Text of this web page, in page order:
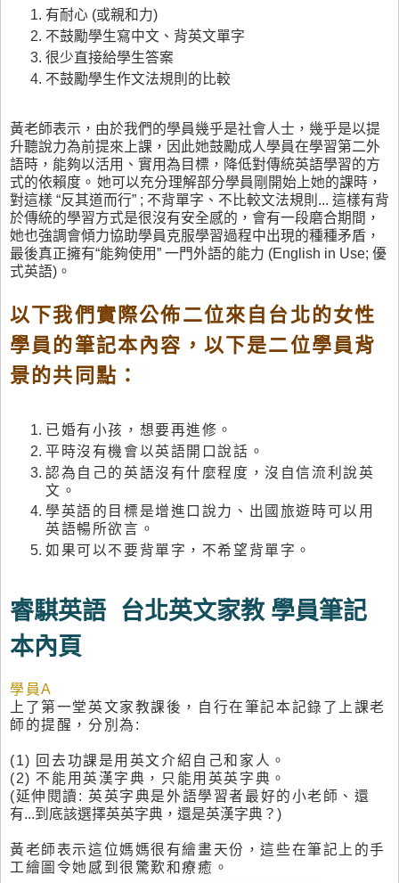
有耐心 (或親和力)
不鼓勵學生寫中文、背英文單字
很少直接給學生答案
不鼓勵學生作文法規則的比較
黃老師表示，由於我們的學員幾乎是社會人士，幾乎是以提
升聽說力為前提來上課，因此她鼓勵成人學員在學習第二外
語時，能夠以活用、實用為目標，降低對傳統英語學習的方
式的依賴度 。 她可以充分理解部分學員剛開始上她的課時，
對這樣 “反其道而行” ; 不背單字、不比較文法規則... 這樣有背
於傳統的學習方式是很沒有安全感的，會有一段磨合期間，
她也強調會傾力協助學員克服學習過程中出現的種種矛盾，
最後真正擁有“能夠使用” 一門外語的能力 (English in Use; 優
式英語) 。
以下我們實際公佈二位來自台北的女性
學員的筆記本內容，以下是二位學員背
景的共同點：
已婚有小孩，想要再進修 。
平時沒有機會以英語開口說話 。
認為自己的英語沒有什麼程度，沒自信流利說英
文 。
學英語的目標是增進口說力、出國旅遊時可以用
英語暢所欲言 。
如果可以不要背單字，不希望背單字 。
睿騏英語 台北英文家教 學員筆記
本內頁
學員A
上了第一堂英文家教課後，自行在筆記本記錄了
上課老
師的提醒， 分別為:
(1) 回去功課是用英文介紹自己和家人 。
(2) 不能用英漢字典，只能用英英字典 。
(延伸閱讀:英英字典是外語學習者最好的小老師 、還
有...到底該選擇英英字典，還是英漢字典 ？ )
黃老師表示這位媽媽很有繪畫天份，這些在筆記上的手
工繪圖令她感到很驚歎和療癒 。